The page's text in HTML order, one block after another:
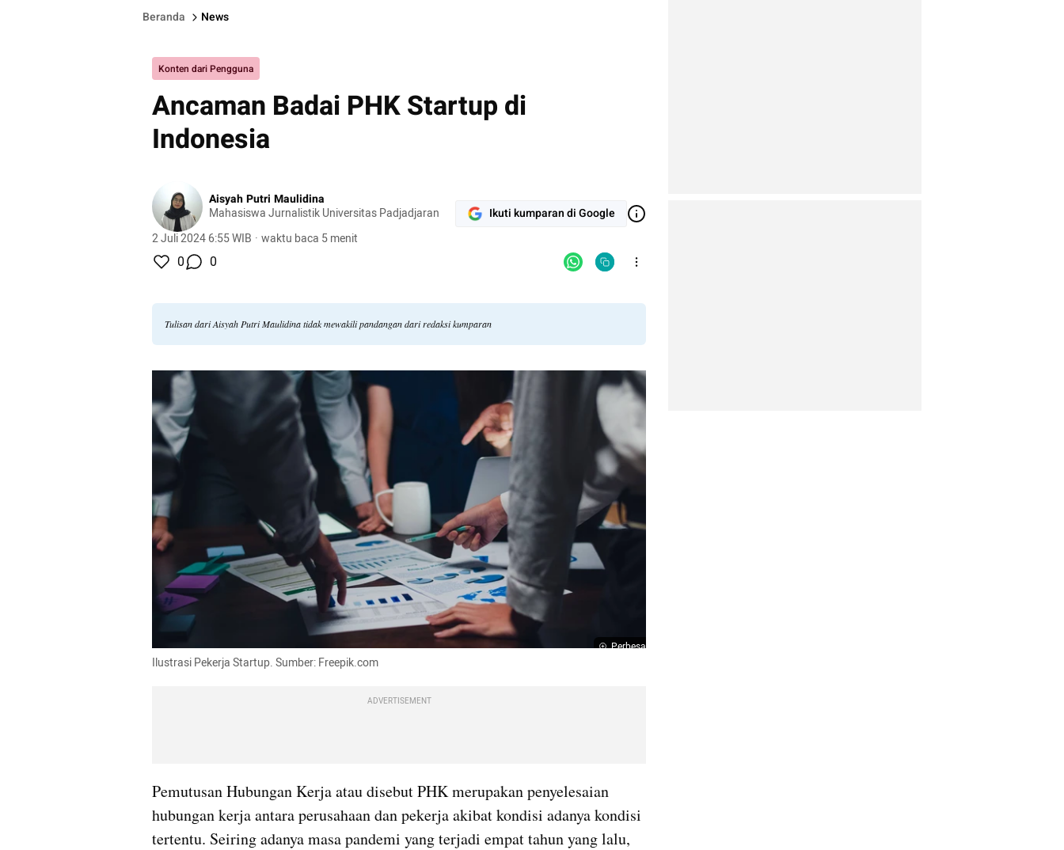
Beranda News
Konten dari Pengguna
Ancaman Badai PHK Startup di
Indonesia
Aisyah Putri Maulidina
Mahasiswa Jurnalistik Universitas Padjadjaran
2 Juli 2024 6:55 WIB · waktu baca 5 menit
Ikuti kumparan di Google
0 0
Tulisan dari Aisyah Putri Maulidina tidak mewakili pandangan dari redaksi kumparan
Perbesar
Ilustrasi Pekerja Startup. Sumber: Freepik.com
ADVERTISEMENT
Pemutusan Hubungan Kerja atau disebut PHK merupakan penyelesaian
hubungan kerja antara perusahaan dan pekerja akibat kondisi adanya kondisi
tertentu. Seiring adanya masa pandemi yang terjadi empat tahun yang lalu,